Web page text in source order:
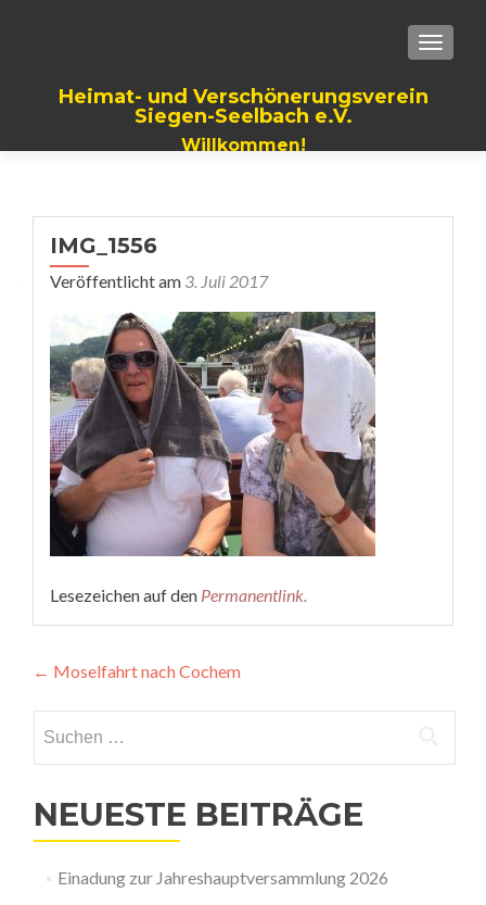
Heimat- und Verschönerungsverein
Siegen-Seelbach e.V.
Willkommen!
IMG_1556
Veröffentlicht am 3. Juli 2017
Lesezeichen auf den Permanentlink.
Beitragsnavigation
← Moselfahrt nach Cochem
nach:
NEUESTE BEITRÄGE
Einadung zur Jahreshauptversammlung 2026